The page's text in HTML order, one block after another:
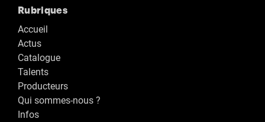
Rubriques
Accueil
Actus
Catalogue
Talents
Producteurs
Qui sommes-nous ?
Infos